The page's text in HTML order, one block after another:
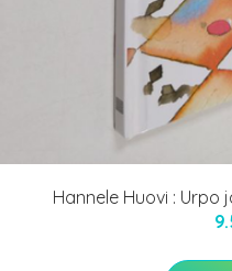
Hannele Huovi :